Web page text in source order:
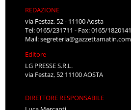
REDAZIONE
via Festaz, 52 - 11100 Aosta
Tel: 0165/231711 - Fax: 0165/1820141
Mail:segreteria@gazzettamatin.com
Editore
LG PRESSE S.R.L.
via Festaz, 52 11100 AOSTA
DIRETTORE RESPONSABILE